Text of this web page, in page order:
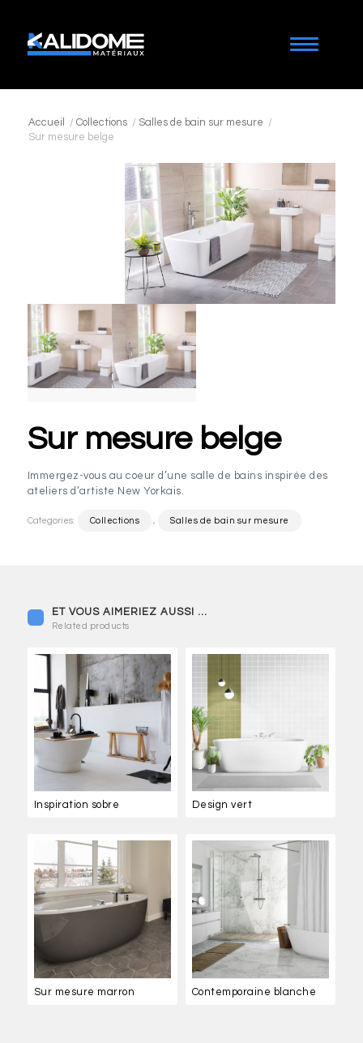
Accueil / Collections / Salles de bain sur mesure /
Sur mesure belge
Sur mesure belge
Immergez-vous au coeur d’une salle de bains inspirée des
ateliers d’artiste New Yorkais.
Categories: Collections , Salles de bain sur mesure
Related products
Inspiration sobre Design vert
Sur mesure marron Contemporaine blanche